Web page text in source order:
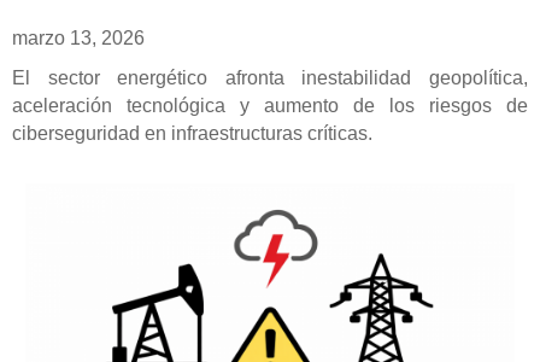
marzo 13, 2026
El sector energético afronta inestabilidad geopolítica,
aceleración tecnológica y aumento de los riesgos de
ciberseguridad en infraestructuras críticas.